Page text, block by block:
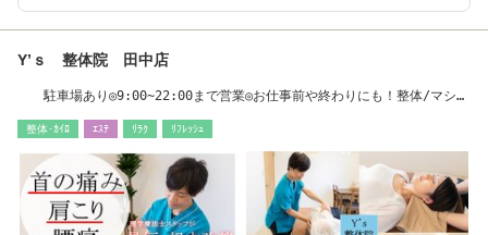
Y’ｓ 整体院 田中店
駐車場あり◎9:00~22:00まで営業◎お仕事前や終わりにも！整体/マシン
整体･ｶｲﾛ ｴｽﾃ ﾘﾗｸ ﾘﾌﾚｯｼｭ